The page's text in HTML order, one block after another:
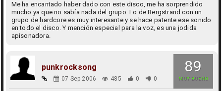
Me ha encantado haber dado con este disco, me ha sorprendido
mucho ya que no sabía nada del grupo. Lo de Bergstrand con un
grupo de hardcore es muy interesante y se hace patente ese sonido
en todo el disco. Y mención especial para la voz, es una jodida
apisonadora.
89
MUY BUENO
punkrocksong
07 Sep 2006 485 0 0